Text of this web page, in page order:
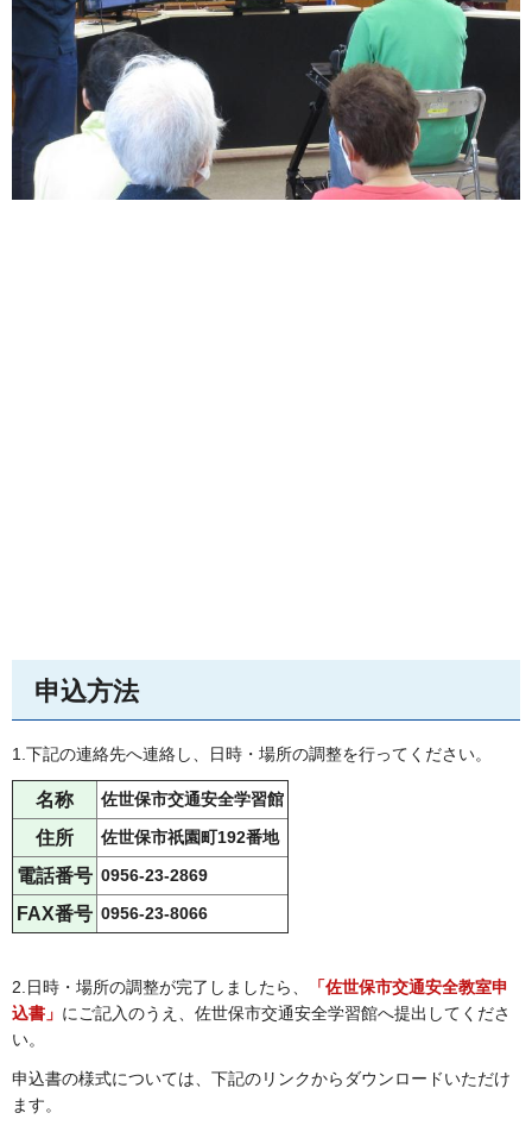
申込方法
1.下記の連絡先へ連絡し、日時・場所の調整を行ってください。
名称 佐世保市交通安全学習館
住所 佐世保市祇園町192番地
電話番号 0956-23-2869
FAX番号 0956-23-8066
2.日時・場所の調整が完了しましたら、
「佐世保市交通安全教室申
込書」 にご記入のうえ、佐世保市交通安全学習館へ提出してくださ
い。
申込書の様式については、下記のリンクからダウンロードいただけ
ます。